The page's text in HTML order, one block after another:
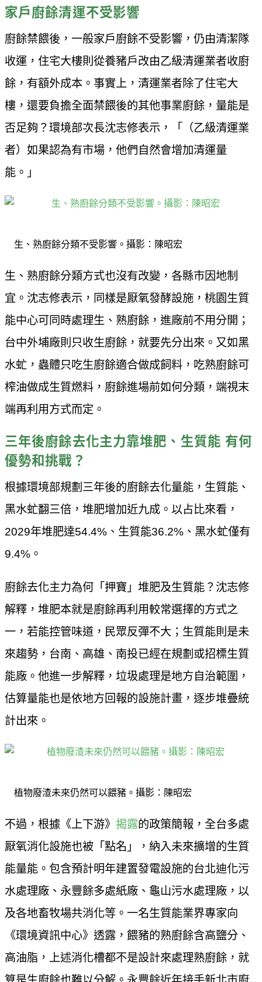
家戶廚餘清運不受影響
廚餘禁餵後，一般家戶廚餘不受影響，仍由清潔隊
收運，住宅大樓則從養豬戶改由乙級清運業者收廚
餘，有額外成本。事實上，清運業者除了住宅大
樓，還要負擔全面禁餵後的其他事業廚餘，量能是
否足夠？環境部次長沈志修表示，「（乙級清運業
者）如果認為有市場，他們自然會增加清運量
能。」
生、熟廚餘分類不受影響。攝影：陳昭宏
生、熟廚餘分類方式也沒有改變，各縣市因地制
宜。沈志修表示，同樣是厭氧發酵設施，桃園生質
能中心可同時處理生、熟廚餘，進廠前不用分開；
台中外埔廠則只收生廚餘，就要先分出來。又如黑
水虻，蟲體只吃生廚餘適合做成飼料，吃熟廚餘可
榨油做成生質燃料，廚餘進場前如何分類，端視末
端再利用方式而定。
三年後廚餘去化主力靠堆肥、生質能 有何
優勢和挑戰？
根據環境部規劃三年後的廚餘去化量能，生質能、
黑水虻翻三倍，堆肥增加近九成。以占比來看，
2029年堆肥達54.4%、生質能36.2%、黑水虻僅有
9.4%。
廚餘去化主力為何「押寶」堆肥及生質能？沈志修
解釋，堆肥本就是廚餘再利用較常選擇的方式之
一，若能控管味道，民眾反彈不大；生質能則是未
來趨勢，台南、高雄、南投已經在規劃或招標生質
能廠。他進一步解釋，垃圾處理是地方自治範圍，
估算量能也是依地方回報的設施計畫，逐步堆疊統
計出來。
植物廢渣未來仍然可以餵豬。攝影：陳昭宏
不過，根據《上下游》 揭露的政策簡報，全台多處
厭氧消化設施也被「點名」，納入未來擴增的生質
能量能。包含預計明年建置發電設施的台北迪化污
水處理廠、永豐餘多處紙廠、龜山污水處理廠，以
及各地畜牧場共消化等。一名生質能業界專家向
《環境資訊中心》透露，餵豬的熟廚餘含高鹽分、
高油脂，上述消化槽都不是設計來處理熟廚餘，就